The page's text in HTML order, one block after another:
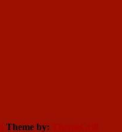
Theme by: